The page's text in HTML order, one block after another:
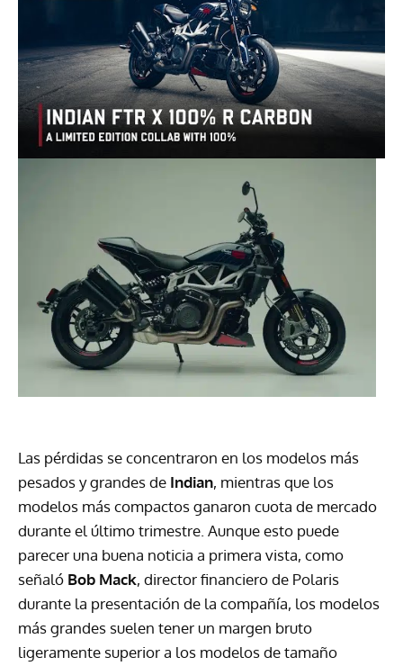
Las pérdidas se concentraron en los modelos más
pesados y grandes de Indian, mientras que los
modelos más compactos ganaron cuota de mercado
durante el último trimestre. Aunque esto puede
parecer una buena noticia a primera vista, como
señaló Bob Mack, director financiero de Polaris
durante la presentación de la compañía, los modelos
más grandes suelen tener un margen bruto
ligeramente superior a los modelos de tamaño